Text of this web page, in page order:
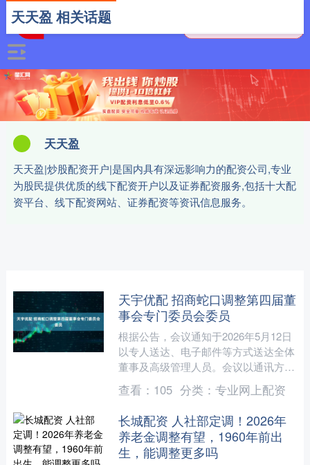
天天盈
天天盈|炒股配资开户|是国内具有深远影响力的配资公司,专业
为股民提供优质的线下配资开户以及证券配资服务,包括十大配
资平台、线下配资网站、证券配资等资讯信息服务。
天天盈 相关话题
天宇优配 招商蛇口调整第四届董
事会专门委员会委员
根据公告，会议通知于2026年5月12日
以专人送达、电子邮件等方式送达全体
董事及高级管理人员。会议以通讯方式
举行，应到董事9人，实到董事9人。会
议的召集、召开符....
查看： 105 分类： 专业网上配资
长城配资 人社部定调！2026年
养老金调整有望，1960年前出
生，能调整更多吗